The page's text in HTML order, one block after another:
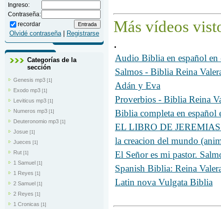
Ingreso:
Contraseña:
recordar
Olvidé contraseña| Registrarse
Categorías de la
sección
Genesis mp3 [1]
Exodo mp3 [1]
Leviticus mp3 [1]
Numeros mp3 [1]
Deuteronomio mp3 [1]
Josue [1]
Jueces [1]
Rut [1]
1 Samuel [1]
1 Reyes [1]
2 Samuel [1]
2 Reyes [1]
1 Cronicas [1]
Más vídeos
.
Audio Biblia en español en
Salmos - Biblia Reina
Adán y Eva
Proverbios - Biblia Reina
Biblia completa en
EL LIBRO DE JEREMIAS
la creacion del mundo
El Señor es mi pastor.
Spanish Biblia: Reina
Latin nova Vulgata Biblia